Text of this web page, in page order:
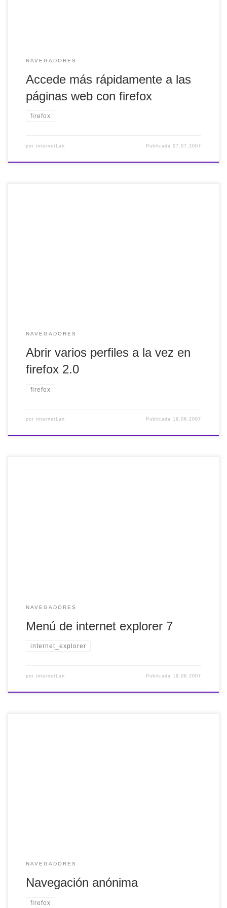
NAVEGADORES
Accede más rápidamente a las
páginas web con firefox
firefox
por internetLan Publicada07.07.2007
NAVEGADORES
Abrir varios perfiles a la vez en
firefox 2.0
firefox
por internetLan Publicada 19.06.2007
NAVEGADORES
Menú de internet explorer 7
internet_explorer
por internetLan Publicada 19.06.2007
NAVEGADORES
Navegación anónima
firefox